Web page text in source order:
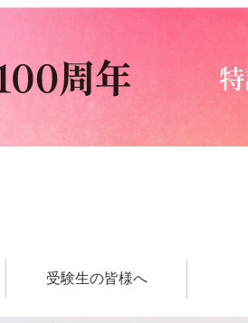
受験生の皆様へ